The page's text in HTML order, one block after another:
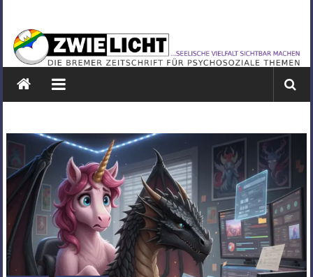
springen
ZWIELICHT
BREMEN
DIE
PSYCHOSOZIALE
THEMEN